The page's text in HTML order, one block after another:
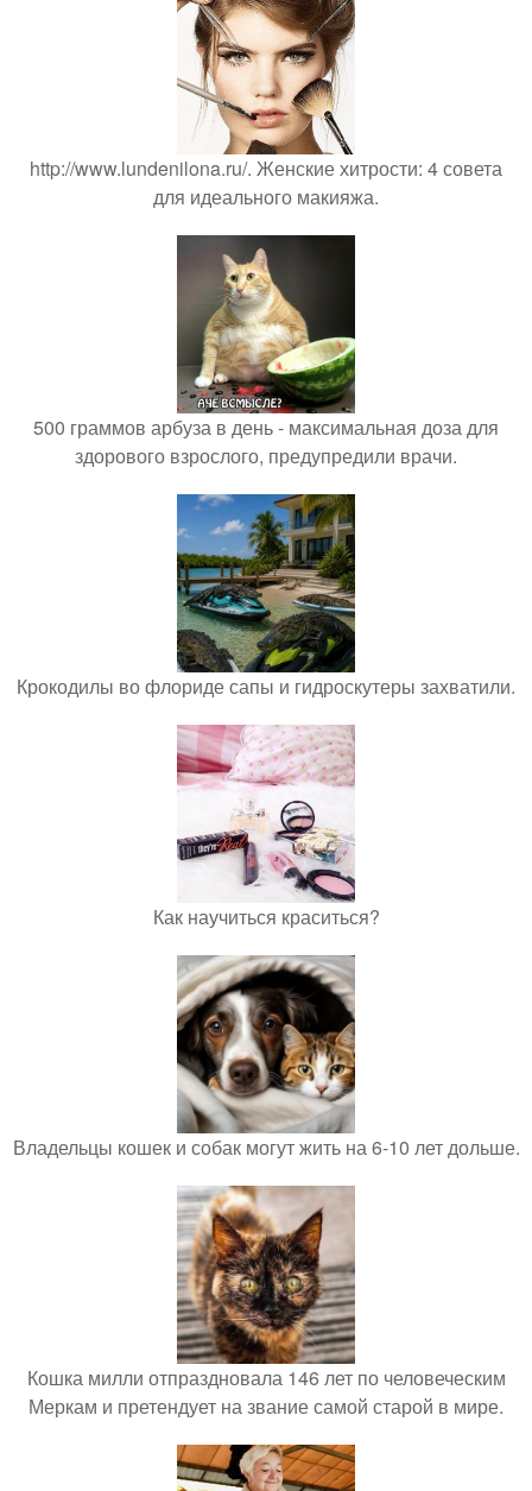
http://www.lundenilona.ru/. Женские хитрости: 4 совета
для идеального макияжа.
500 граммов арбуза в день - максимальная доза для
здорового взрослого, предупредили врачи.
Крокодилы во флориде сапы и гидроскутеры захватили.
Как научиться краситься?
Владельцы кошек и собак могут жить на 6-10 лет дольше.
Кошка милли отпраздновала 146 лет по человеческим
Меркам и претендует на звание самой старой в мире.